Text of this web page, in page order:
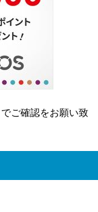
でご確認をお願い致